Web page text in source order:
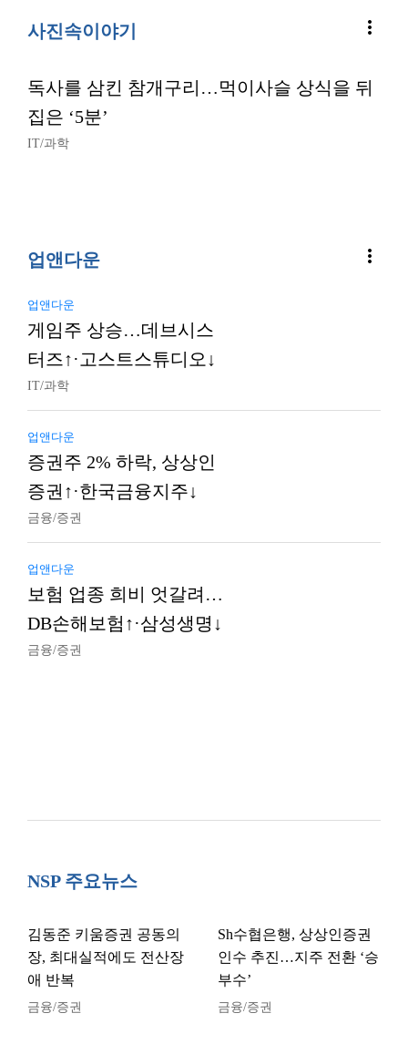
사진속이야기 more_vert
독사를 삼킨 참개구리…먹이사슬 상식을 뒤
집은 ‘5분’
IT/과학
업앤다운 more_vert
업앤다운
게임주 상승…데브시스
터즈↑·고스트스튜디오↓
IT/과학
업앤다운
증권주 2% 하락, 상상인
증권↑·한국금융지주↓
금융/증권
업앤다운
보험 업종 희비 엇갈려…
DB손해보험↑·삼성생명↓
금융/증권
NSP 주요뉴스
김동준 키움증권 공동의
장, 최대실적에도 전산장
애 반복
금융/증권
Sh수협은행, 상상인증권
인수 추진…지주 전환 ‘승
부수’
금융/증권